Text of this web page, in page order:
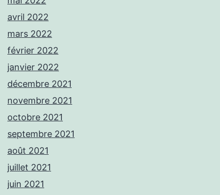
avril 2022
mars 2022
février 2022
janvier 2022
décembre 2021
novembre 2021
octobre 2021
septembre 2021
août 2021
juillet 2021
juin 2021